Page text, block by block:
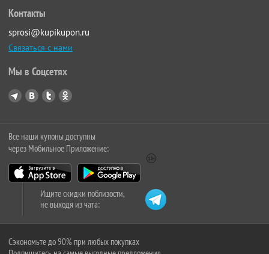
Контакты
sprosi@kupikupon.ru
Связаться с нами
Мы в Соцсетях
Все наши купоны доступны
через Мобильное Приложение:
Ищите скидки поблизости,
не выходя из чата:
Сэкономьте до 90% при любых покупках